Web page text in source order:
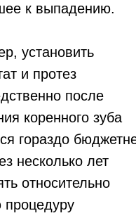
к выпадению.
установить
и протез
после
коренного зуба
гораздо
несколько лет
относительно
процедуру